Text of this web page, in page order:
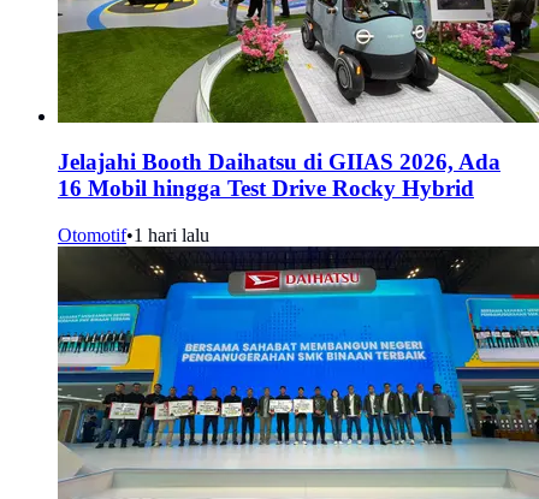
Jelajahi Booth Daihatsu di GIIAS 2026, Ada
16 Mobil hingga Test Drive Rocky Hybrid
Otomotif•1 hari lalu